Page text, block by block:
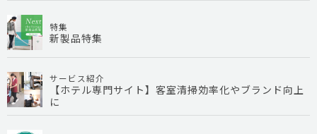
特集
新製品特集
サービス紹介
【ホテル専門サイト】客室清掃効率化やブランド向上
に